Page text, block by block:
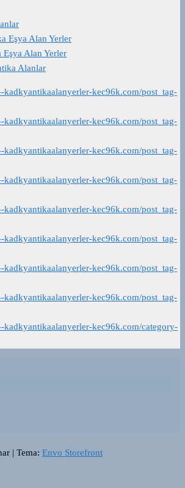
Eşya Alan Yerler
Alan Yerler
Alanlar
kadkyantikaalanyerler-kec96k.com/post_tag-
kadkyantikaalanyerler-kec96k.com/post_tag-
kadkyantikaalanyerler-kec96k.com/post_tag-
kadkyantikaalanyerler-kec96k.com/post_tag-
kadkyantikaalanyerler-kec96k.com/post_tag-
kadkyantikaalanyerler-kec96k.com/post_tag-
kadkyantikaalanyerler-kec96k.com/post_tag-
kadkyantikaalanyerler-kec96k.com/post_tag-
kadkyantikaalanyerler-kec96k.com/category-
| Tema: Envo Storefront